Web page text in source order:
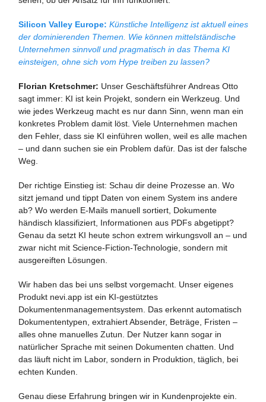
Silicon Valley Europe: Künstliche Intelligenz ist aktuell eines
der dominierenden Themen. Wie können mittelständische
Unternehmen sinnvoll und pragmatisch in das Thema KI
einsteigen, ohne sich vom Hype treiben zu lassen?
Florian Kretschmer: Unser Geschäftsführer Andreas Otto
sagt immer: KI ist kein Projekt, sondern ein Werkzeug. Und
wie jedes Werkzeug macht es nur dann Sinn, wenn man ein
konkretes Problem damit löst. Viele Unternehmen machen
den Fehler, dass sie KI einführen wollen, weil es alle machen
– und dann suchen sie ein Problem dafür. Das ist der falsche
Weg.
Der richtige Einstieg ist: Schau dir deine Prozesse an. Wo
sitzt jemand und tippt Daten von einem System ins andere
ab? Wo werden E-Mails manuell sortiert, Dokumente
händisch klassifiziert, Informationen aus PDFs abgetippt?
Genau da setzt KI heute schon extrem wirkungsvoll an – und
zwar nicht mit Science-Fiction-Technologie, sondern mit
ausgereiften Lösungen.
Wir haben das bei uns selbst vorgemacht. Unser eigenes
Produkt nevi.app ist ein KI-gestütztes
Dokumentenmanagementsystem. Das erkennt automatisch
Dokumententypen, extrahiert Absender, Beträge, Fristen –
alles ohne manuelles Zutun. Der Nutzer kann sogar in
natürlicher Sprache mit seinen Dokumenten chatten. Und
das läuft nicht im Labor, sondern in Produktion, täglich, bei
echten Kunden.
Genau diese Erfahrung bringen wir in Kundenprojekte ein.